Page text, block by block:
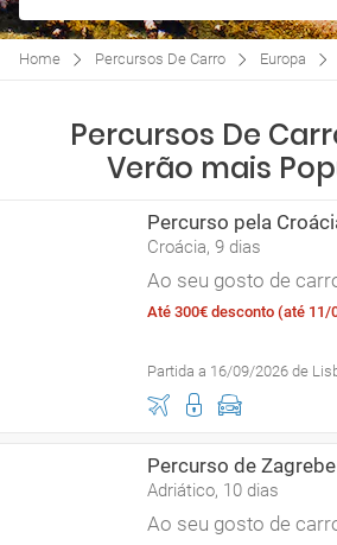
Home Percursos De Carro Europa
Percursos De
Verão mais
Percurso pela
Croácia, 9 dias
Ao seu gosto de
Até 300€ desconto (até 11/
Partida a 16/09/2026 de
Percurso de
Adriático, 10 dias
Ao seu gosto de